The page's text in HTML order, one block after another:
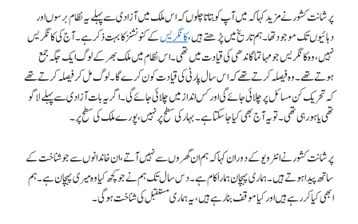
پرشانت کشور نے مزید کہا کہ میں آپ کو بتاتا چلوں کہ اس ملک میں آزادی سے پہلے یہ نظام برسوں اور
دہائیوں تک موجود تھا۔ ہم تاریخ میں پڑھتے ہیں،کانگریسکے کنونشنز کا بہت ذکر ہے۔ آج کی کانگریس
نہیں، وہ کانگریس جو مہاتما گاندھی کی قیادت میں تھی۔ اس نظام میں ملک بھر کے لوگ ایک جگہ جمع
ہوتے تھے۔ وہ فیصلہ کرتے تھے کہ اس سال پارٹی کی قیادت کون کرے گا۔ لوگ مل کر فیصلہ کرتے تھے
کہ تحریک کن مسائل پر چلائی جائے گی اور کس انداز میں چلائی جائے گی۔ اگر یہ بات آزادی سے پہلے لاگو
تھی یا ہو رہی تھی۔ تو یہ آج بھی کیا جا سکتا ہے۔ بہار کی سطح پر نہیں، پورے ملک کی سطح پر۔
پرشانت کشور نے انٹرویو کے دوران کہا کہ ہم ان گھروں سے نہیں آتے، ان خاندانوں سے جو شناخت کے
ساتھ پیدا ہوتے ہیں۔ ہماری پہچان ہمارا کام ہے۔ دس سال تک ہم نے جو کچھ کیا وہ میری پہچان ہے۔ ہم
ابھی کیا کر رہے ہیں اور کیا موقف بنا رہے ہیں، یہ ہماری مستقبل کی شناخت ہو گی۔